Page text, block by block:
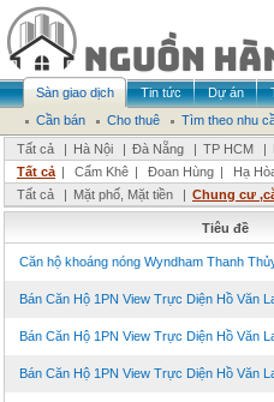
Sàn giao dịch Tin tức Dự án
Cần bán
Cho thuê
Tìm theo nhu
Tất cả
| Hà Nội | Đà Nẵng | TP HCM |
Tất cả | Cẩm Khê | Đoan Hùng | Hạ
Tất cả
| Mặt phố, Mặt tiền | Chung cư
Tiêu đề
Căn hộ khoáng nóng Wyndham Thanh
Bán Căn Hộ 1PN View Trực Diện Hồ Văn
Bán Căn Hộ 1PN View Trực Diện Hồ Văn
Bán Căn Hộ 1PN View Trực Diện Hồ Văn